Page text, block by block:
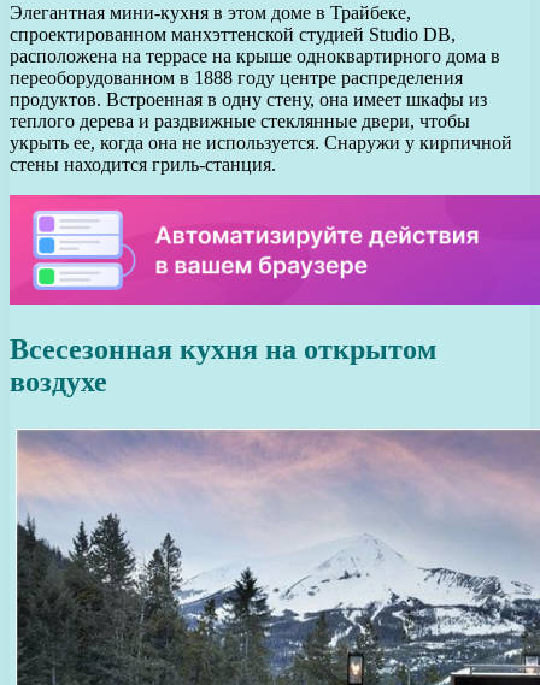
Элегантная мини-кухня в этом доме в Трайбеке,
спроектированном манхэттенской студией Studio DB,
расположена на террасе на крыше одноквартирного дома в
переоборудованном в 1888 году центре распределения
продуктов. Встроенная в одну стену, она имеет шкафы из
теплого дерева и раздвижные стеклянные двери, чтобы
укрыть ее, когда она не используется. Снаружи у кирпичной
стены находится гриль-станция.
Всесезонная кухня на открытом
воздухе